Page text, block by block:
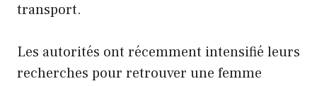
transport.
Les autorités ont récemment intensifié leurs
recherches pour retrouver une femme